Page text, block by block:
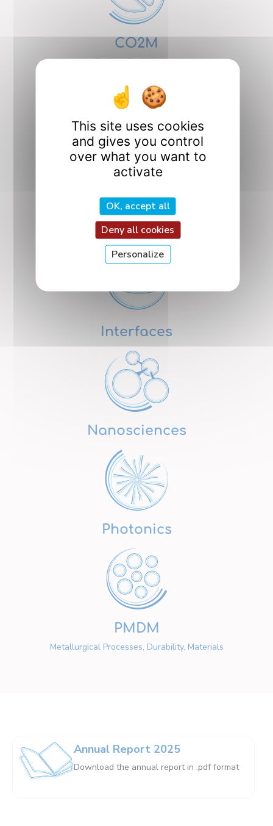
CO2M
Design, Optimization,
Design
ICQ
Quantum Interactions
and Controls
Interfaces
Nanosciences
Photonics
PMDM
Metallurgical Processes, Durability, Materials
Annual Report 2025
Download the annual report in .pdf format
This site uses cookies
and gives you control
over what you want to
activate
OK, accept all
Deny all cookies
Personalize